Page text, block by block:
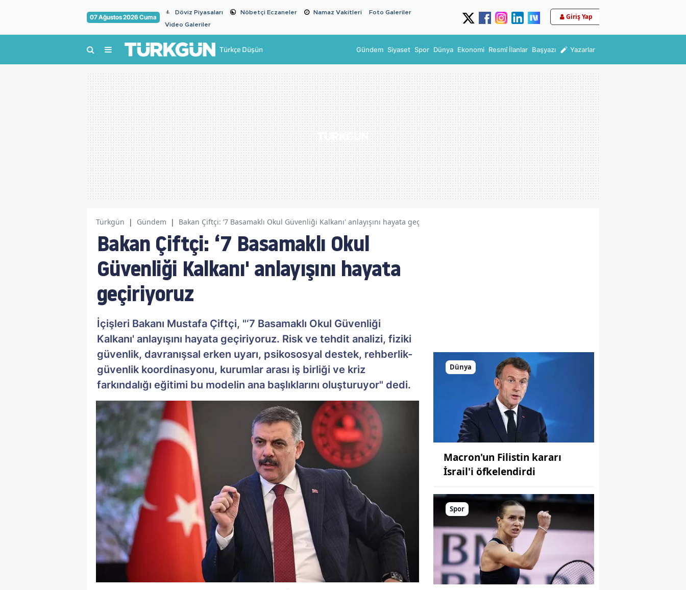
07 Ağustos 2026 Cuma
Döviz Piyasaları Nöbetçi Eczaneler Namaz Vakitleri
Foto Galeriler
Video Galeriler
Giriş Yap
Türkçe Düşün Gündem Siyaset Spor Dünya Ekonomi Resmî İlanlar Başyazı Yazarlar
Türkgün | Gündem | Bakan Çiftçi: ‘7 Basamaklı Okul Güvenliği Kalkanı' anlayışını hayata geçiriyoruz
Bakan Çiftçi: ‘7 Basamaklı Okul
Güvenliği Kalkanı' anlayışını hayata
geçiriyoruz
İçişleri Bakanı Mustafa Çiftçi, "‘7 Basamaklı Okul Güvenliği
Kalkanı' anlayışını hayata geçiriyoruz. Risk ve tehdit analizi, fiziki
güvenlik, davranışsal erken uyarı, psikososyal destek, rehberlik-
güvenlik koordinasyonu, kurumlar arası iş birliği ve kriz
farkındalığı eğitimi bu modelin ana başlıklarını oluşturuyor" dedi.
Dünya
Macron'un Filistin kararı
İsrail'i öfkelendirdi
Spor